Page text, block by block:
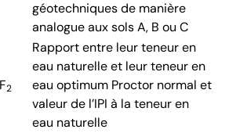
géotechniques de manière
analogue aux sols A, B ou C
F2
Rapport entre leur teneur en
eau naturelle et leur teneur en
eau optimum Proctor normal et
valeur de l’IPI à la teneur en
eau naturelle